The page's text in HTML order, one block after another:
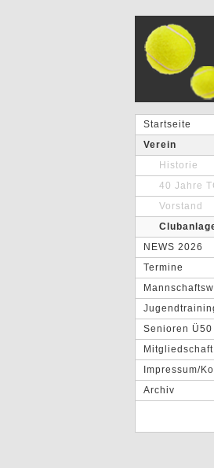
Startseite
Verein
Historie
40 Jahre
Vorstand
NEWS 2026
Termine
Senioren Ü50
Mitgliedschaft
Impressum/
Archiv